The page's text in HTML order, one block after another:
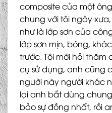
composite của một
chung với tôi ngày
như là lớp sơn của
lớp sơn mịn, bóng,
trước. Tôi mới hỏi
cụ sử dụng, anh cũng
người này người khác
lại anh bắt dùng
bảo sự đồng nhất, rồi